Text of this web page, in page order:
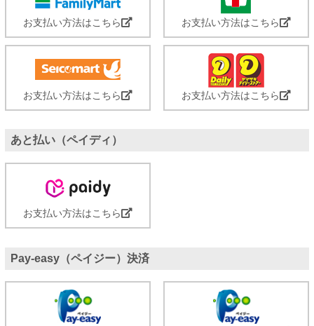
お支払い方法はこちら お支払い方法はこちら
お支払い方法はこちら お支払い方法はこちら
あと払い（ペイディ）
お支払い方法はこちら
Pay-easy（ペイジー）決済